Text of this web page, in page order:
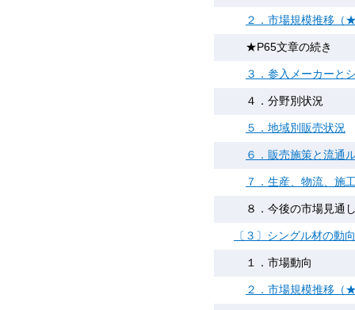
２．市場規模推移（
★P65文章の続き
３．参入メーカーと
４．分野別状況
５．地域別販売状況
６．販売施策と流通
７．生産、物流、施
８．今後の市場見通
〔３〕シングル材の動向
１．市場動向
２．市場規模推移（